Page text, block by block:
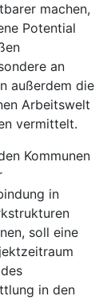
machen,
Potential
an
außerdem die
Arbeitswelt
vermittelt.
Kommunen
in
soll eine
in den